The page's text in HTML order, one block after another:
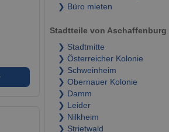
❯ Büro mieten
Stadtteile von Aschaffenburg
❯ Stadtmitte
❯ Österreicher Kolonie
❯ Schweinheim
❯ Obernauer Kolonie
❯ Damm
❯ Leider
❯ Nilkheim
❯ Strietwald